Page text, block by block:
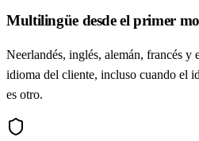
Multilingüe desde el primer
Neerlandés, inglés, alemán, francés y
idioma del cliente, incluso cuando el
es otro.